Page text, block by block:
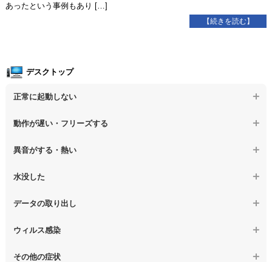
あったという事例もあり […]
【続きを読む】
デスクトップ
正常に起動しない
【デスクトップPC】電源を押しても反応がない
【デスクトップPC】修復モードから復旧できない
【デスクトップPC】その他の起動しない問題
動作が遅い・フリーズする
【デスクトップPC】操作中の動作が遅い
異音がする・熱い
【デスクトップPC】パソコンから異音がする
水没した
【デスクトップPC】水没してパソコンが動かない
データの取り出し
【デスクトップPC】起動しないPCのデータを復旧
ウィルス感染
【デスクトップPC】特定のプログラムを削除したい
その他の症状